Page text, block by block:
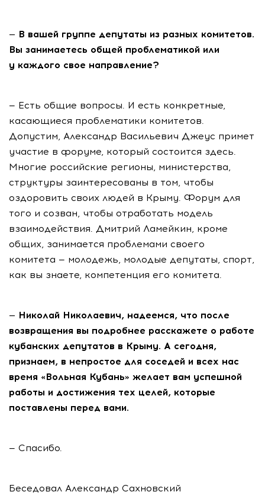
— В вашей группе депутаты из разных комитетов.
Вы занимаетесь общей проблематикой или
у каждого свое направление?
— Есть общие вопросы. И есть конкретные,
касающиеся проблематики комитетов.
Допустим, Александр Васильевич Джеус примет
участие в форуме, который состоится здесь.
Многие российские регионы, министерства,
структуры заинтересованы в том, чтобы
оздоровить своих людей в Крыму. Форум для
того и созван, чтобы отработать модель
взаимодействия. Дмитрий Ламейкин, кроме
общих, занимается проблемами своего
комитета — молодежь, молодые депутаты, спорт,
как вы знаете, компетенция его комитета.
— Николай Николаевич, надеемся, что после
возвращения вы подробнее расскажете о работе
кубанских депутатов в Крыму. А сегодня,
признаем, в непростое для соседей и всех нас
время «Вольная Кубань» желает вам успешной
работы и достижения тех целей, которые
поставлены перед вами.
— Спасибо.
Беседовал Александр Сахновский